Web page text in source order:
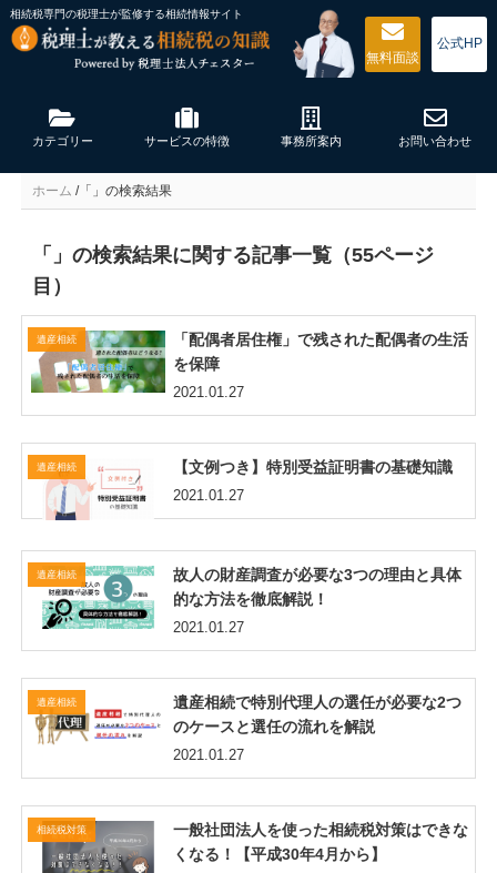
相続税専門の税理士が監修する相続情報サイト
無料面談
公式HP
カテゴリー サービスの特徴 事務所案内 お問い合わせ
ホーム /「」の検索結果
「」の検索結果に関する記事一覧（55ページ
目）
遺産相続
2021.01.27
「配偶者居住権」で残された配偶者の生活
を保障
遺産相続
2021.01.27
【文例つき】特別受益証明書の基礎知識
遺産相続
2021.01.27
故人の財産調査が必要な3つの理由と具体
的な方法を徹底解説！
遺産相続
2021.01.27
遺産相続で特別代理人の選任が必要な2つ
のケースと選任の流れを解説
相続税対策
一般社団法人を使った相続税対策はできな
くなる！【平成30年4月から】